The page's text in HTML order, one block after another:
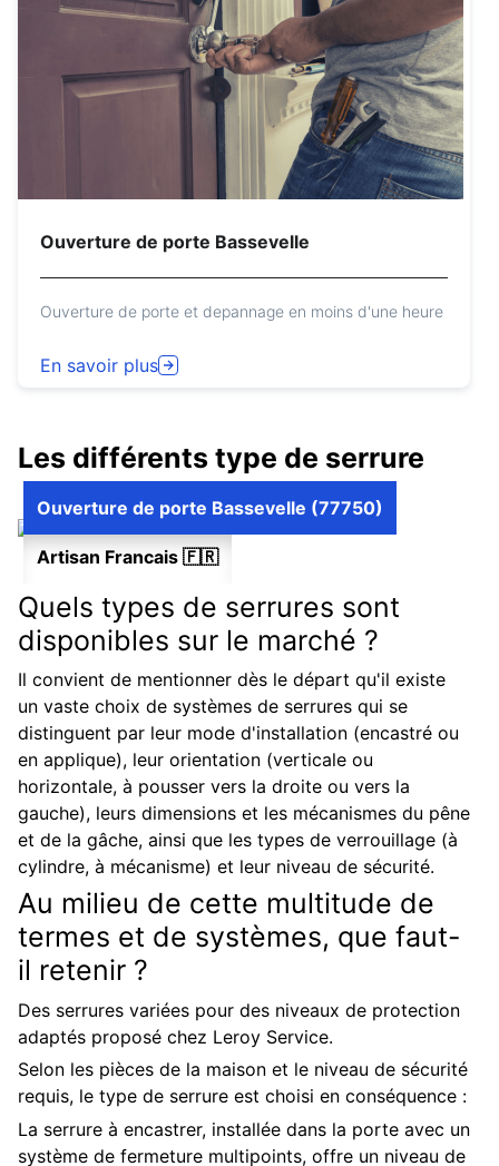
Ouverture de porte Bassevelle
Ouverture de porte et depannage en moins d'une heure
En savoir plus
Les différents type de serrure
Artisan Francais 🇫🇷
Ouverture de porte Bassevelle (77750)
Quels types de serrures sont
disponibles sur le marché ?
Il convient de mentionner dès le départ qu'il existe
un vaste choix de systèmes de serrures qui se
distinguent par leur mode d'installation (encastré ou
en applique), leur orientation (verticale ou
horizontale, à pousser vers la droite ou vers la
gauche), leurs dimensions et les mécanismes du pêne
et de la gâche, ainsi que les types de verrouillage (à
cylindre, à mécanisme) et leur niveau de sécurité.
Au milieu de cette multitude de
termes et de systèmes, que faut-
il retenir ?
Des serrures variées pour des niveaux de protection
adaptés proposé chez Leroy Service.
Selon les pièces de la maison et le niveau de sécurité
requis, le type de serrure est choisi en conséquence :
La serrure à encastrer, installée dans la porte avec un
système de fermeture multipoints, offre un niveau de